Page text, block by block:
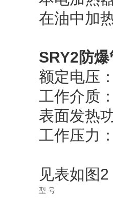
在油中加
SRY2防
额定电压
工作介质
表面发热
工作压力
见表如图2
型 号